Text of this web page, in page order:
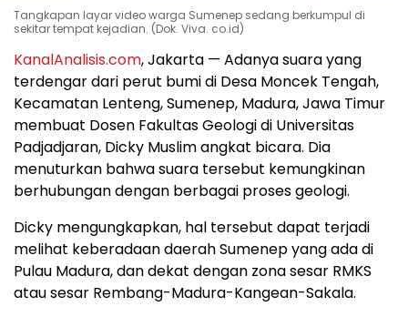
Tangkapan layar video warga Sumenep sedang berkumpul di
sekitar tempat kejadian. (Dok. Viva. co.id)
KanalAnalisis.com, Jakarta — Adanya suara yang
terdengar dari perut bumi di Desa Moncek Tengah,
Kecamatan Lenteng, Sumenep, Madura, Jawa Timur
membuat Dosen Fakultas Geologi di Universitas
Padjadjaran, Dicky Muslim angkat bicara. Dia
menuturkan bahwa suara tersebut kemungkinan
berhubungan dengan berbagai proses geologi.
Dicky mengungkapkan, hal tersebut dapat terjadi
melihat keberadaan daerah Sumenep yang ada di
Pulau Madura, dan dekat dengan zona sesar RMKS
atau sesar Rembang-Madura-Kangean-Sakala.